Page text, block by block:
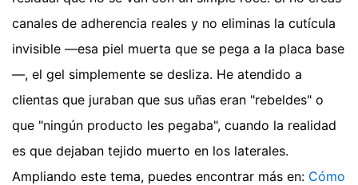
canales de adherencia reales y no eliminas la cutícula
invisible —esa piel muerta que se pega a la placa base
—, el gel simplemente se desliza. He atendido a
clientas que juraban que sus uñas eran "rebeldes" o
que "ningún producto les pegaba", cuando la realidad
es que dejaban tejido muerto en los laterales.
Ampliando este tema, puedes encontrar más en: Cómo